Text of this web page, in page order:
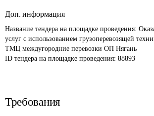
Доп. информация
Название тендера на площадке проведения:
услуг с использованием грузоперевозящей
ТМЦ междугородние перевозки ОП Нягань
ID тендера на площадке проведения: 88893
Требования